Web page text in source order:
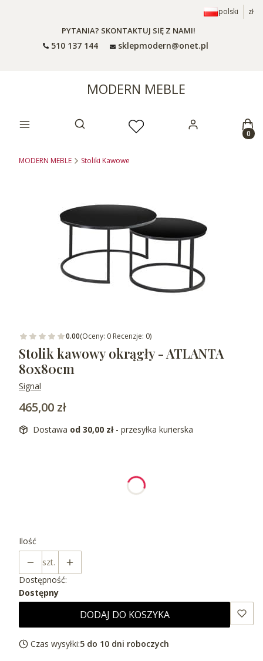
polski zł
PYTANIA? SKONTAKTUJ SIĘ Z NAMI!
510 137 144 sklepmodern@onet.pl
MODERN MEBLE
Otwórz wyszukiwarkę
MODERN MEBLE Stoliki Kawowe
0.00(Oceny: 0 Recenzje: 0)
Stolik kawowy okrągły - ATLANTA
80x80cm
Signal
Cena
465,00 zł
Dostawa od 30,00 zł - przesyłka kurierska
Ilość
szt.
Dostępność:
Dostępny
DODAJ DO KOSZYKA
Czas wysyłki:5 do 10 dni roboczych